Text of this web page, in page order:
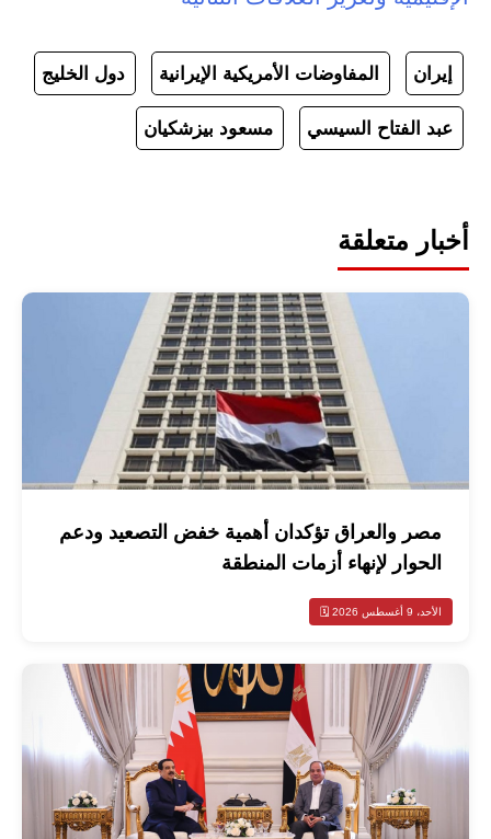
إيران المفاوضات الأمريكية الإيرانية دول الخليج
عبد الفتاح السيسي مسعود بيزشكيان
أخبار متعلقة
مصر والعراق تؤكدان أهمية خفض التصعيد ودعم
الحوار لإنهاء أزمات المنطقة
الأحد، 9 أغسطس 2026 🗓️